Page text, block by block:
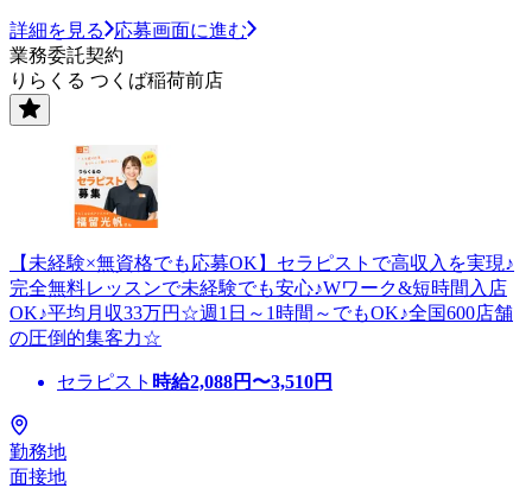
詳細を見る
応募画面に進む
業務委託契約
りらくる つくば稲荷前店
【未経験×無資格でも応募OK】セラピストで高収入を実現♪
完全無料レッスンで未経験でも安心♪Wワーク&短時間入店
OK♪平均月収33万円☆週1日～1時間～でもOK♪全国600店舗
の圧倒的集客力☆
セラピスト 時給2,088円〜3,510円
勤務地
面接地